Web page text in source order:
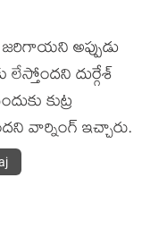
అప్పుడు
దుర్గేశ్
కుట్ర
వార్నింగ్ ఇచ్చారు.